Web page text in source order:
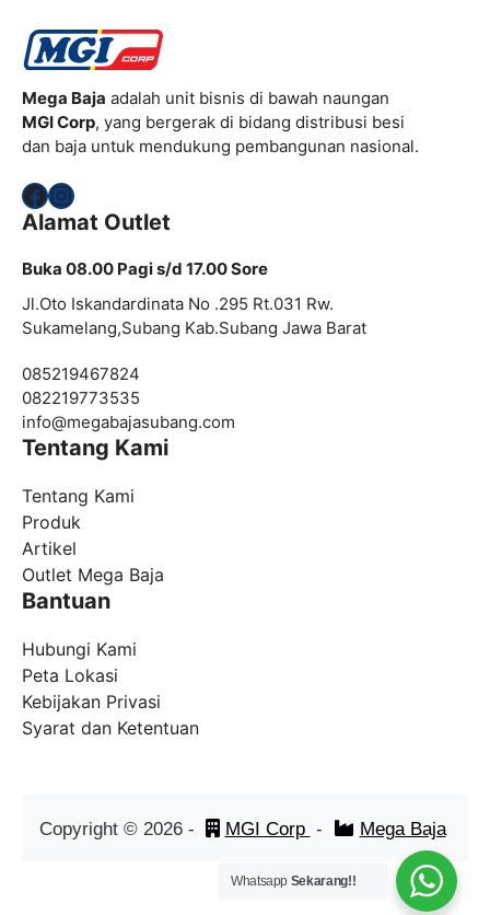
Mega Baja adalah unit bisnis di bawah naungan
MGI Corp, yang bergerak di bidang distribusi besi
dan baja untuk mendukung pembangunan nasional.
Facebook
Instagram
Alamat Outlet
Buka 08.00 Pagi s/d 17.00 Sore
Jl.Oto Iskandardinata No .295 Rt.031 Rw.
Sukamelang,Subang Kab.Subang Jawa Barat
085219467824
082219773535
info@megabajasubang.com
Tentang Kami
Tentang Kami
Produk
Artikel
Outlet Mega Baja
Bantuan
Hubungi Kami
Peta Lokasi
Kebijakan Privasi
Syarat dan Ketentuan
Copyright © 2026- MGI Corp - Mega Baja
Whatsapp Sekarang!!